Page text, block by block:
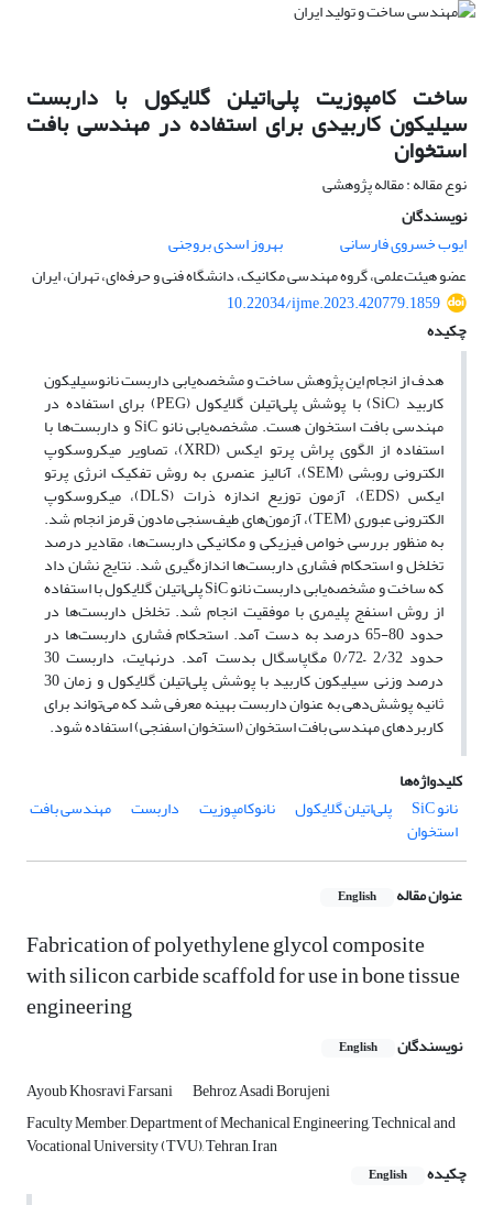
ساخت کامپوزیت پلی‌اتیلن گلایکول با داربست
سیلیکون کاربیدی برای استفاده در مهندسی بافت
استخوان
نوع مقاله : مقاله پژوهشی
نویسندگان
ایوب خسروی فارسانی
بهروز اسدی بروجنی
عضو هیئت‌علمی، گروه مهندسی مکانیک، دانشگاه فنی و حرفه‌ای، تهران، ایران
10.22034/ijme.2023.420779.1859
چکیده
هدف از انجام این پژوهش ساخت و مشخصه‌یابی داربست نانوسیلیکون
کاربید ‌(SiC) با پوشش پلی‌اتیلن گلایکول ‌(PEG) برای استفاده در
مهندسی بافت استخوان هست. مشخصه‌یابی نانو SiC و داربست‌ها با
استفاده از الگوی پراش پرتو ایکس ‌(XRD)، تصاویر میکروسکوپ
الکترونی روبشی (SEM)، آنالیز عنصری به روش تفکیک انرژی پرتو
ایکس ‌(EDS)، آزمون توزیع اندازه ذرات ‌(DLS)، میکروسکوپ
الکترونی عبوری ‌(TEM)، آزمون‌های طیف‌سنجی مادون قرمز انجام‌ شد.
به ‌منظور بررسی خواص فیزیکی و مکانیکی داربست‌ها، مقادیر درصد
تخلخل و استحکام فشاری داربست‌ها اندازه‌گیری شد. نتایج نشان داد
که ساخت و مشخصه‌یابی داربست نانو ‌SiC پلی‌اتیلن گلایکول با استفاده
از روش اسنفج پلیمری با موفقیت انجام‌ شد. تخلخل داربست‌ها در
حدود‌ 80-65 درصد به دست آمد. استحکام فشاری داربست‌ها در
حدود 2/32 –0/72 مگاپاسگال بدست آمد. درنهایت، داربست 30
درصد وزنی سیلیکون کاربید با پوشش پلی‌اتیلن گلایکول و زمان 30
ثانیه پوشش‌دهی به‌ عنوان داربست بهینه معرفی شد که می‌تواند برای
کاربردهای مهندسی بافت استخوان ‌(استخوان اسفنجی) استفاده شود.
کلیدواژه‌ها
نانو SiC
پلی‌اتیلن گلایکول نانوکامپوزیت داربست مهندسی بافت
استخوان
عنوان مقاله English
Fabrication of polyethylene glycol composite
with silicon carbide scaffold for use in bone tissue
engineering
نویسندگان English
Ayoub Khosravi Farsani
Behroz Asadi Borujeni
Faculty Member, Department of Mechanical Engineering, Technical and
Vocational University (TVU), Tehran, Iran
چکیده
English